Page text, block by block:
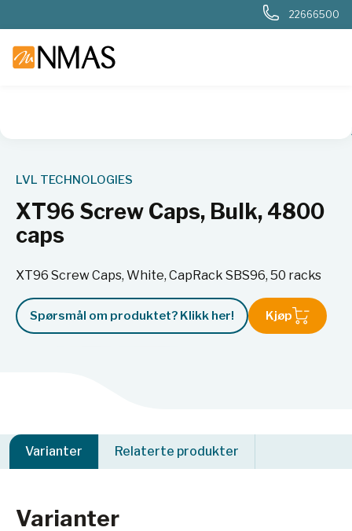
22666500
LVL TECHNOLOGIES
XT96 Screw Caps, Bulk, 4800
caps
XT96 Screw Caps, White, CapRack SBS96, 50 racks
Spørsmål om produktet? Klikk her! Kjøp
Varianter Relaterte produkter
Varianter